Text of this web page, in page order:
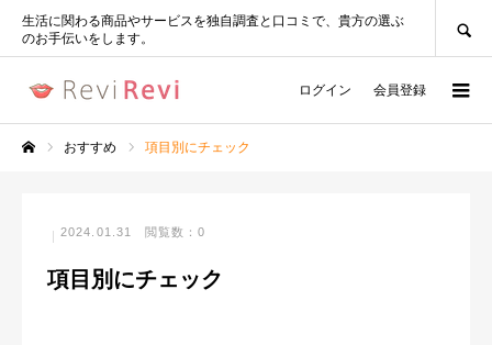
生活に関わる商品やサービスを独自調査と口コミで、貴方の選ぶ
のお手伝いをします。
ログイン 会員登録
おすすめ 項目別にチェック
2024.01.31 閲覧数：0
項目別にチェック